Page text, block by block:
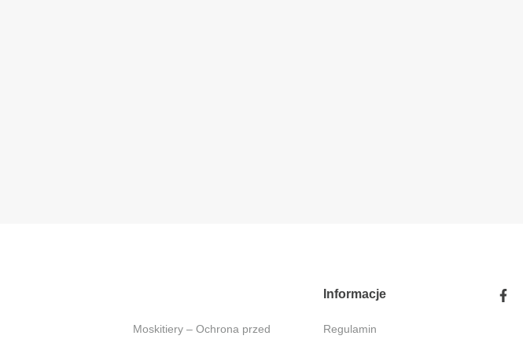
Moskitiery – Ochrona przed
Informacje
Regulamin